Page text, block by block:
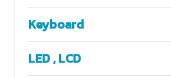
Keyboard
LED , LCD